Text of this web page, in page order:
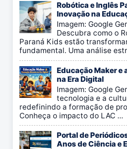
Robótica e Inglês
Inovação na
Imagem: Google
Descubra como o
Paraná Kids estão
fundamental. Uma análise
Educação Maker e
na Era Digital
Imagem: Google
tecnologia e a
redefinindo a formação de
Conheça o impacto do LAC ...
Portal de
Anos de Ciência e